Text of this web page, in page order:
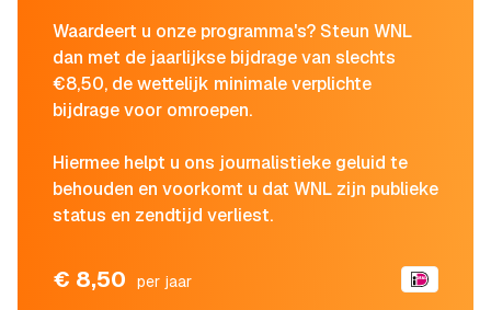
Waardeert u onze programma's? Steun WNL
dan met de jaarlijkse bijdrage van slechts
€8,50, de wettelijk minimale verplichte
bijdrage voor omroepen.
Hiermee helpt u ons journalistieke geluid te
behouden en voorkomt u dat WNL zijn publieke
status en zendtijd verliest.
€ 8,50 per jaar